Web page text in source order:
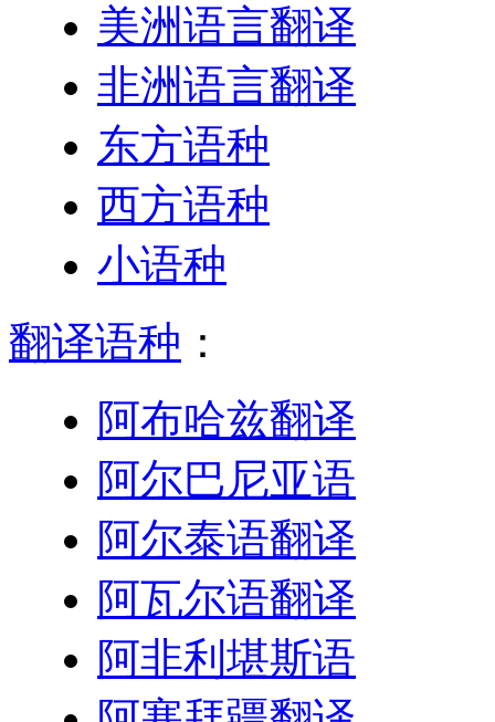
美洲语言翻译
非洲语言翻译
东方语种
西方语种
小语种
翻译语种 ：
阿布哈兹翻译
阿尔巴尼亚语
阿尔泰语翻译
阿瓦尔语翻译
阿非利堪斯语